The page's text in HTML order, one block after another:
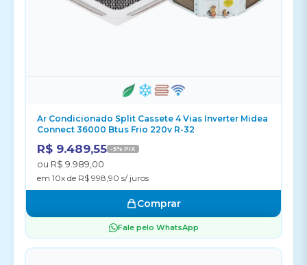
Ar Condicionado Split Cassete 4 Vias Inverter Midea
Connect 36000 Btus Frio 220v R-32
R$ 9.489,55 -5% PIX
ou R$ 9.989,00
em 10x de R$ 998,90 s/ juros
Comprar
Fale pelo WhatsApp